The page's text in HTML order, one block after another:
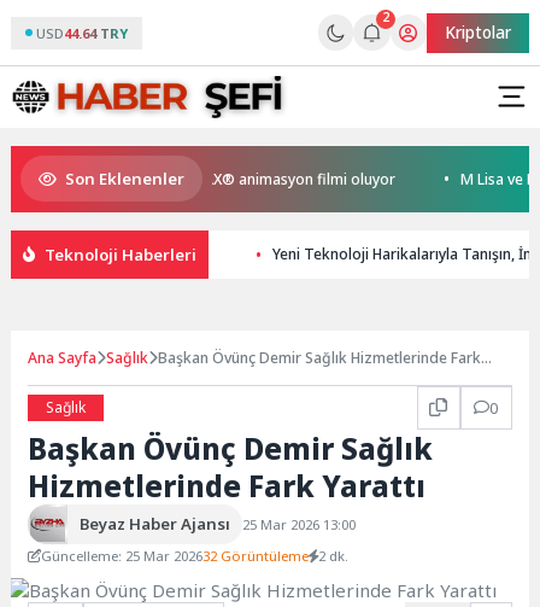
USD44.64 TRY
2
Kriptolar
Son Eklenenler
Kral Türkiye’nin ilk IMAX® animasyon filmi oluyor M Lisa ve
Teknoloji Haberleri Yeni Teknoloji Harikalarıyla Tanışın,
Ana Sayfa Sağlık Başkan Övünç Demir Sağlık Hizmetlerinde Fark
Sağlık
0
Başkan Övünç Demir Sağlık
Hizmetlerinde Fark Yarattı
Beyaz Haber Ajansı
25 Mar 2026 13:00
Güncelleme: 25 Mar 202632 Görüntüleme 2 dk.